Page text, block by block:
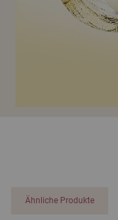
Ähnliche Produkte